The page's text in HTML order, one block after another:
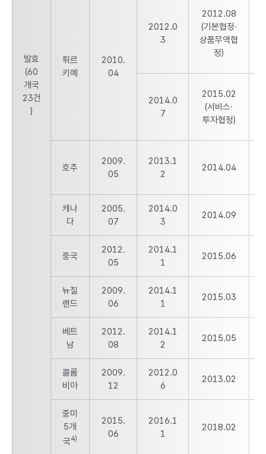
발효
(60
개국
23건
)
튀르
키예
2010.
04
2012.0
3
2012.08
(기본협정·
상품무역협
정)
2014.0
7
2015.02
(서비스·
투자협정)
호주
2009.
05
2013.1
2
2014.04
캐나
다
2005.
07
2014.0
3
2014.09
중국
2012.
05
2014.1
1
2015.06
뉴질
랜드
2009.
06
2014.1
1
2015.03
베트
남
2012.
08
2014.1
2
2015.05
콜롬
비아
2009.
12
2012.0
6
2013.02
중미
5개
국4)
2015.
06
2016.1
1
2018.02